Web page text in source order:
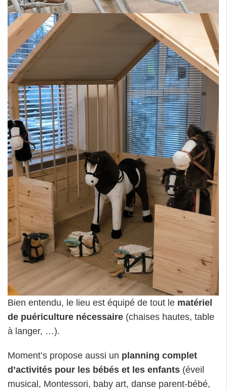
Bien entendu, le lieu est équipé de tout le matériel
de puériculture nécessaire (chaises hautes, table
à langer, …).
Moment’s propose aussi un planning complet
d’activités pour les bébés et les enfants (éveil
musical, Montessori, baby art, danse parent-bébé,